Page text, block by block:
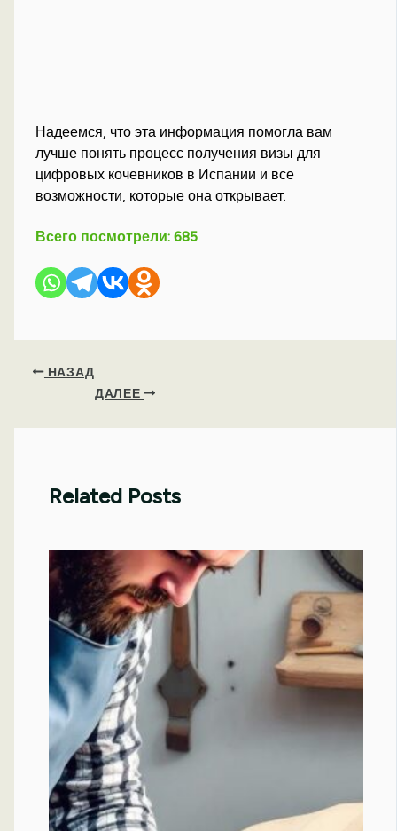
Надеемся, что эта информация помогла вам
лучше понять процесс получения визы для
цифровых кочевников в Испании и все
возможности, которые она открывает.
Всего посмотрели: 685
НАЗАД
ДАЛЕЕ
Related Posts